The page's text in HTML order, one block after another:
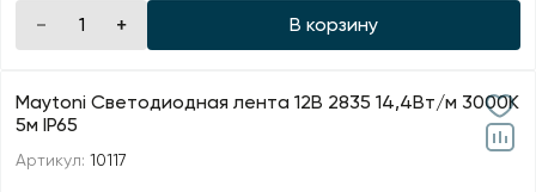
В корзину
Maytoni Светодиодная лента 12В 2835 14,4Вт/м 3000K
5м IP65
Артикул: 10117